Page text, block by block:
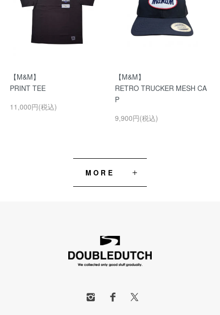
【M&M】
PRINT TEE
11,000円(税込)
【M&M】
RETRO TRUCKER MESH CA
P
9,900円(税込)
MORE